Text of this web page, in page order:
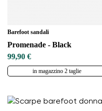
Barefoot sandali
Promenade - Black
99,90 €
in magazzino 2 taglie